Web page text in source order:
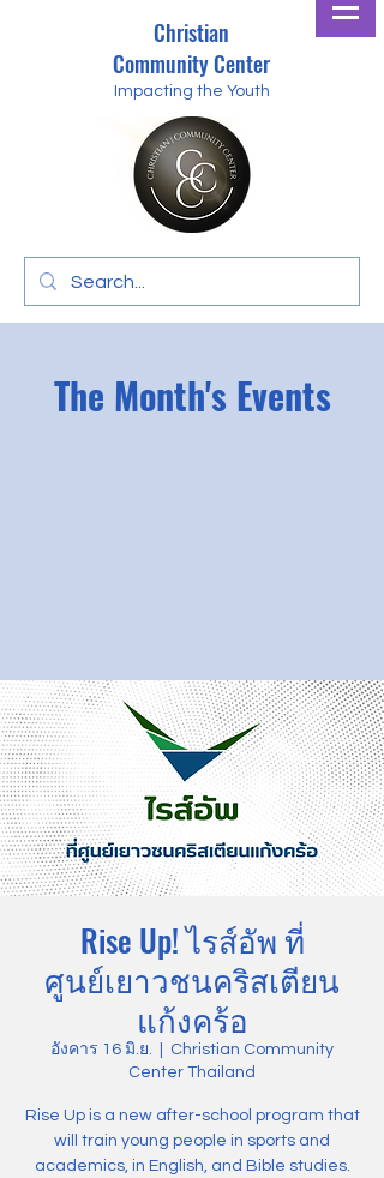
Christian
Community Center
Impacting the Youth
The Month's Events
Rise Up! ไรส์อัพ ที่
ศูนย์เยาวชนคริสเตียน
แก้งคร้อ
อังคาร 16 มิ.ย.
Christian Community
Center Thailand
Rise Up is a new after-school program that
will train young people in sports and
academics, in English, and Bible studies.